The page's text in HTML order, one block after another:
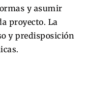
y asumir
proyecto. La
y predisposición